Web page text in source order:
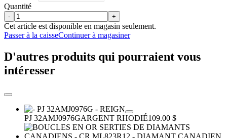
Quantité
- +
Cet article est disponible en magasin seulement.
Passer à la caisseContinuer à magasiner
D'autres produits qui pourraient vous
intéresser
PJ 32AMJ0976GARGENT RHODIÉ109.00 $